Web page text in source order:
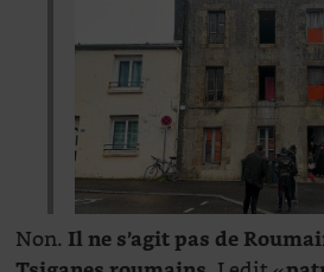
Non. Il ne s’agit pas de